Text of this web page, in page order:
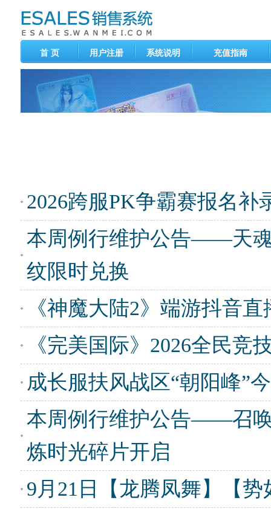
首 页 用户注册 系统说明 充值指南
2026跨服PK争霸赛报名补
本周例行维护公告——天
纹限时兑换
《神魔大陆2》端游抖音
《完美国际》2026全民竞
成长服扶风战区“朝阳峰”
本周例行维护公告——召
炼时光碎片开启
9月21日【龙腾凤舞】【